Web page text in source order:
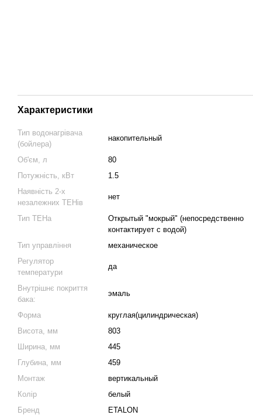
Характеристики
Тип водонагрівача
(бойлера)
накопительный
Об'єм, л
80
Потужність, кВт
1.5
Наявність 2-х
незалежних ТЕНів
нет
Тип ТЕНа
Открытый "мокрый" (непосредственно
контактирует с водой)
Тип управління
механическое
Регулятор
температури
да
Внутрішнє покриття
бака:
эмаль
Форма
круглая(цилиндрическая)
Висота, мм
803
Ширина, мм
445
Глубина, мм
459
Монтаж
вертикальный
Колір
белый
Бренд
ETALON